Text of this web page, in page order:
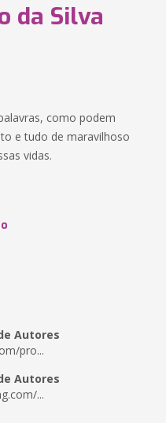
da Silva
como podem
e tudo de maravilhoso
vidas.
Autores
pro...
Autores
...